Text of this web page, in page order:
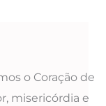
o Coração de
misericórdia e